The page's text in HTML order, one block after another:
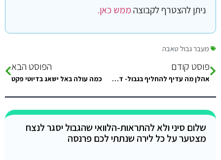
ניתן להצטרף לקבוצהממש כאן.
מעבר גבול טאבה
פוסט קודם
אהלן מה עדיף להחליף בגבול- דולר ללירה או יורו ללירה?
הפוסט הבא
כמה עולה באל ישאג בדיוטי פקט
שלום סיני ולא להתראות-הלוואי שהגבול יסגר לנצח
מצטער על כל לירה שנתתי לכם פרנסה